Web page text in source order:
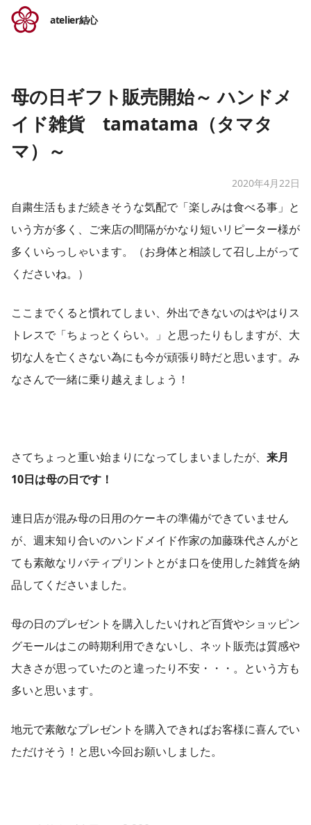
atelier結心
母の日ギフト販売開始～ ハンドメ
イド雑貨 tamatama（タマタ
マ）～
2020年4月22日
自粛生活もまだ続きそうな気配で「楽しみは食べる事」と
いう方が多く、 ご来店の間隔​がかなり短いリピーター様が
多くいらっしゃいます。（お身体と相談して召し上がって
くださいね。）
ここまでくると慣れてしまい、外出できないのはやはりス
トレスで「ちょっとくらい。」と思ったりもしますが、大
切な人を亡くさない為にも今が頑張り時だと思います。み
なさんで一緒に乗り越えましょう！
さてちょっと重い始まりになってしまいましたが、 来月
10日は母の日です！
連日店が混み母の日用のケーキの準備ができていません
が、週末知り合いのハンドメイド作家の加藤珠代さんがと
ても素敵なリバティプリントとがま口を使用した雑貨を納
品してくださいました。
母の日のプレゼントを購入したいけれど百貨やショッピン
グモールはこの時期利用できないし、ネット販売は質感や
大きさが思っていたのと違ったり不安・・・。 という方も
多いと思います。
地元で素敵なプレゼントを購入できればお客様に喜んでい
ただけそう！と思い今回お願いしました。